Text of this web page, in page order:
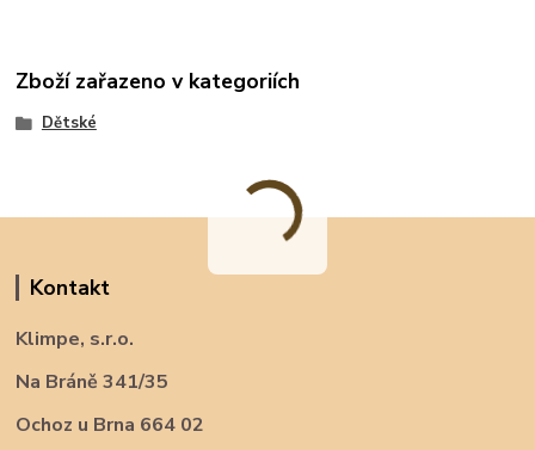
Zboží zařazeno v kategoriích
Dětské
Kontakt
Klimpe, s.r.o.
Na Bráně 341/35
Ochoz u Brna 664 02